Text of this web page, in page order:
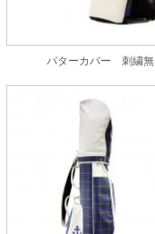
パターカバー 刺繍無